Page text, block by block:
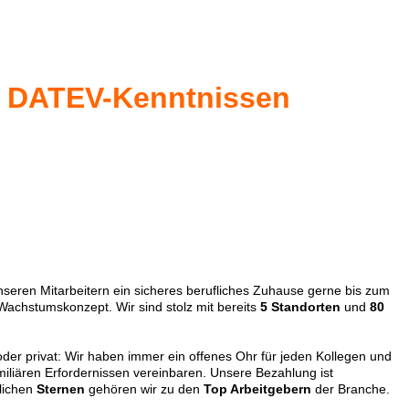
Kenntnissen
Mitarbeitern ein sicheres berufliches Zuhause gerne bis zum
Wir sind stolz mit bereits 5 Standorten und 80
privat: Wir haben immer ein offenes Ohr für jeden Kollegen und
Erfordernissen vereinbaren. Unsere Bezahlung ist
Sternen gehören wir zu den Top Arbeitgebern der Branche.